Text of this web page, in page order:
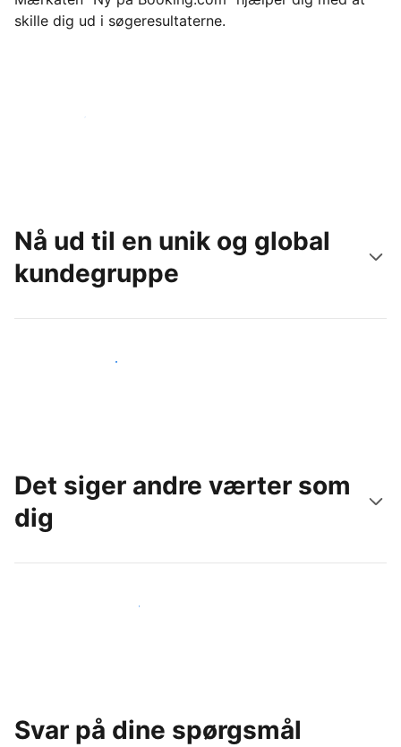
skille dig ud i søgeresultaterne.
Kom i gang i dag
Nå ud til en unik og global
kundegruppe
Nå ud til nye gæster i dag
Det siger andre værter som
dig
Slut dig til andre værter som dig
Svar på dine spørgsmål